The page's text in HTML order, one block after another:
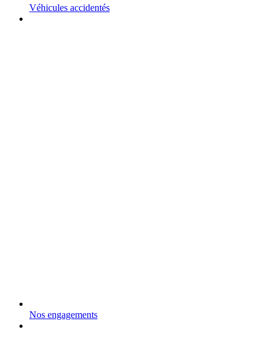
Véhicules accidentés
Nos engagements